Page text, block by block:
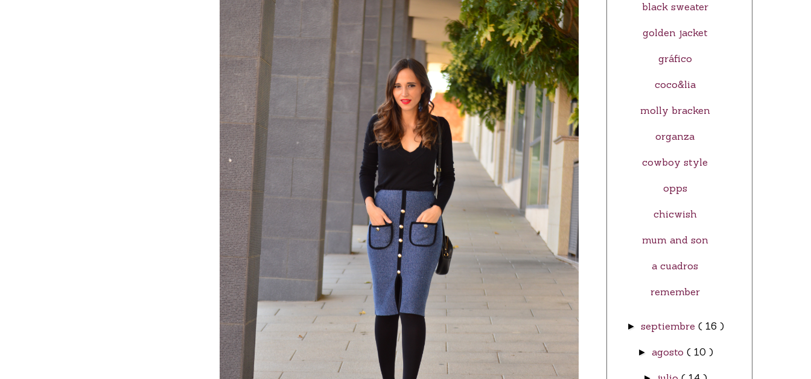
black sweater
golden jacket
gráfico
coco&lia
molly bracken
organza
cowboy style
opps
chicwish
mum and son
a cuadros
remember
► septiembre ( 16 )
► agosto ( 10 )